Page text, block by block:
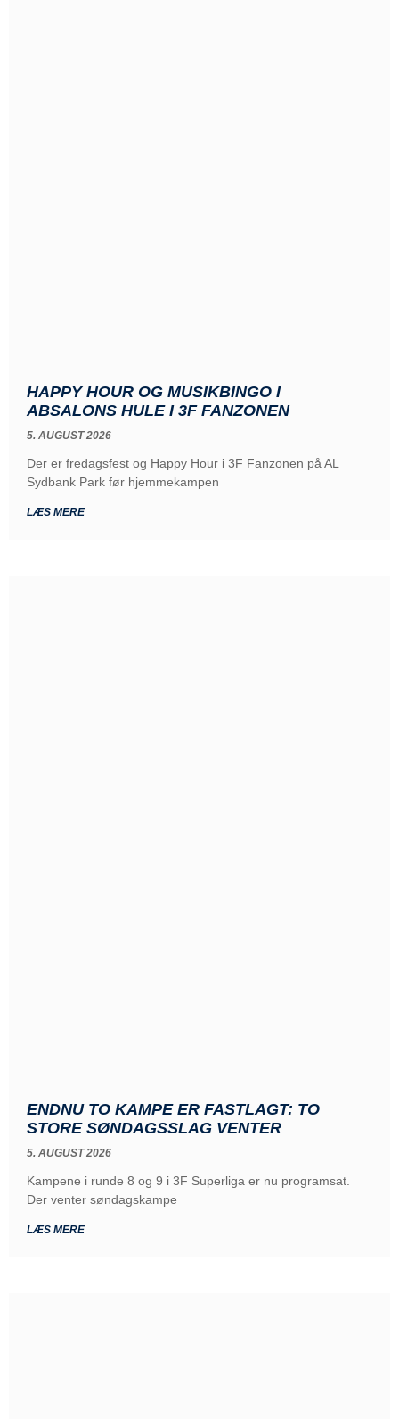
HAPPY HOUR OG MUSIKBINGO I
ABSALONS HULE I 3F FANZONEN
5. AUGUST 2026
Der er fredagsfest og Happy Hour i 3F Fanzonen på AL
Sydbank Park før hjemmekampen
LÆS MERE
ENDNU TO KAMPE ER FASTLAGT: TO
STORE SØNDAGSSLAG VENTER
5. AUGUST 2026
Kampene i runde 8 og 9 i 3F Superliga er nu programsat.
Der venter søndagskampe
LÆS MERE